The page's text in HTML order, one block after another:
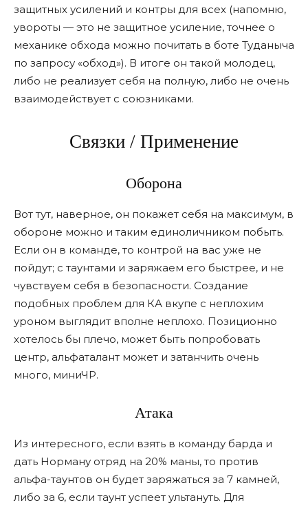
защитных усилений и контры для всех (напомню,
увороты — это не защитное усиление, точнее о
механике обхода можно почитать в боте Туданыча
по запросу «обход»). В итоге он такой молодец,
либо не реализует себя на полную, либо не очень
взаимодействует с союзниками.
Связки / Применение
Оборона
Вот тут, наверное, он покажет себя на максимум, в
обороне можно и таким единоличником побыть.
Если он в команде, то контрой на вас уже не
пойдут; с таунтами и заряжаем его быстрее, и не
чувствуем себя в безопасности. Создание
подобных проблем для КА вкупе с неплохим
уроном выглядит вполне неплохо. Позиционно
хотелось бы плечо, может быть попробовать
центр, альфаталант может и затанчить очень
много, миниЧР.
Атака
Из интересного, если взять в команду барда и
дать Норману отряд на 20% маны, то против
альфа-таунтов он будет заряжаться за 7 камней,
либо за 6, если таунт успеет ультануть. Для